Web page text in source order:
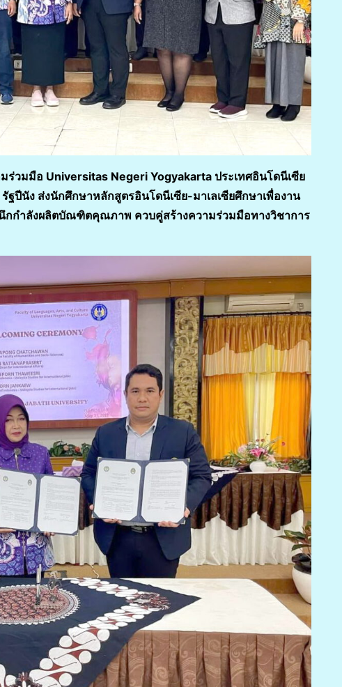
วมมือ Universitas Negeri Yogyakarta ประเทศอินโดนีเซีย
ฐปีนัง ส่งนักศึกษาหลักสูตรอินโดนีเซีย-มาเลเซียศึกษาเพื่องาน
นึกกำลังผลิตบัณฑิตคุณภาพ ควบคู่สร้างความร่วมมือทางวิชาการ